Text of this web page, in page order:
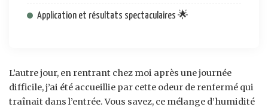
Application et résultats spectaculaires 🌟
L’autre jour, en rentrant chez moi après une journée
difficile, j’ai été accueillie par cette odeur de renfermé qui
traînait dans l’entrée. Vous savez, ce mélange d’humidité